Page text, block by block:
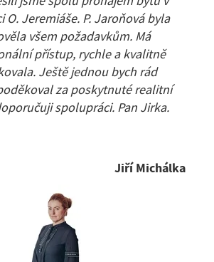
O. Jeremiáše. P. Jaroňová byla
všem požadavkům. Má
přístup, rychle a kvalitně
Ještě jednou bych rád
za poskytnuté realitní
spolupráci. Pan Jirka.
Jiří Michálka